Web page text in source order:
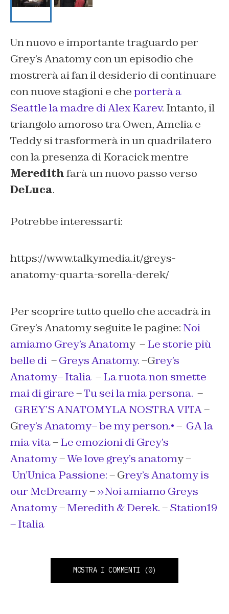
Un nuovo e importante traguardo per
Grey’s Anatomy con un episodio che
mostrerà ai fan il desiderio di continuare
con nuove stagioni e cheporterà a
Seattle la madre di Alex Karev. Intanto, il
triangolo amoroso tra Owen, Amelia e
Teddy si trasformerà in un quadrilatero
con la presenza di Koracick mentre
Meredithfarà un nuovo passo verso
DeLuca.
Potrebbe interessarti:
https://www.talkymedia.it/greys-
anatomy-quarta-sorella-derek/
Per scoprire tutto quello che accadrà in
Grey’s Anatomy seguite le pagine: Noi
amiamo Grey’s Anatomy –Le storie più
belle di –Greys Anatomy.–Grey’s
Anatomy– Italia –La ruota non smette
mai di girare–Tu sei la mia persona. –
GREY’S ANATOMYLA NOSTRA VITA–
Grey’s Anatomy– be my person.•– GA la
mia vita–Le emozioni di Grey’s
Anatomy–We love grey’s anatomy –
Un’Unica Passione:– Grey’s Anatomy is
our McDreamy–»Noi amiamo Greys
Anatomy–Meredith & Derek.–Station19
– Italia
MOSTRA I COMMENTI (0)